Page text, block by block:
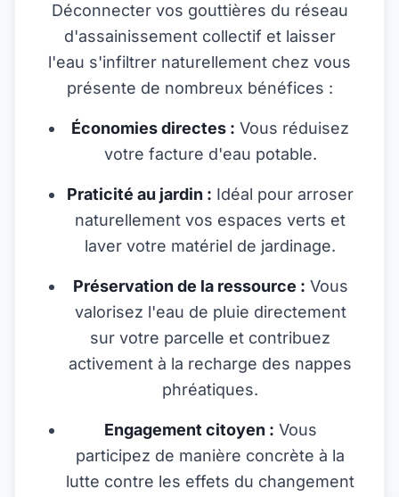
Déconnecter vos gouttières du réseau
d'assainissement collectif et laisser
l'eau s'infiltrer naturellement chez vous
présente de nombreux bénéfices :
Économies directes : Vous réduisez
votre facture d'eau potable.
Praticité au jardin : Idéal pour arroser
naturellement vos espaces verts et
laver votre matériel de jardinage.
Préservation de la ressource : Vous
valorisez l'eau de pluie directement
sur votre parcelle et contribuez
activement à la recharge des nappes
phréatiques.
Engagement citoyen : Vous
participez de manière concrète à la
lutte contre les effets du changement